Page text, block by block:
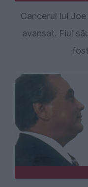
Cancerul lui
avansat. Fiul